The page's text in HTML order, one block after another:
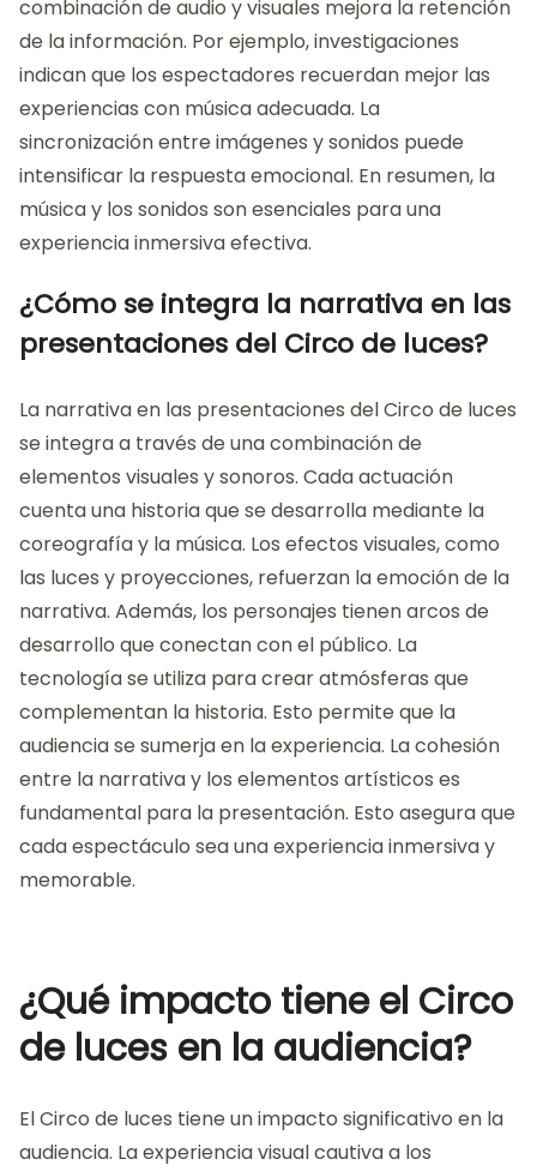
combinación de audio y visuales mejora la retención
de la información. Por ejemplo, investigaciones
indican que los espectadores recuerdan mejor las
experiencias con música adecuada. La
sincronización entre imágenes y sonidos puede
intensificar la respuesta emocional. En resumen, la
música y los sonidos son esenciales para una
experiencia inmersiva efectiva.
¿Cómo se integra la narrativa en las
presentaciones del Circo de luces?
La narrativa en las presentaciones del Circo de luces
se integra a través de una combinación de
elementos visuales y sonoros. Cada actuación
cuenta una historia que se desarrolla mediante la
coreografía y la música. Los efectos visuales, como
las luces y proyecciones, refuerzan la emoción de la
narrativa. Además, los personajes tienen arcos de
desarrollo que conectan con el público. La
tecnología se utiliza para crear atmósferas que
complementan la historia. Esto permite que la
audiencia se sumerja en la experiencia. La cohesión
entre la narrativa y los elementos artísticos es
fundamental para la presentación. Esto asegura que
cada espectáculo sea una experiencia inmersiva y
memorable.